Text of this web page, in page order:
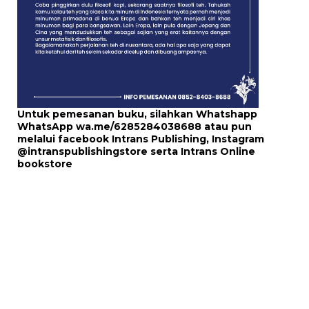
Untuk pemesanan buku, silahkan Whatshapp
WhatsApp wa.me/6285284038688 atau pun
melalui facebook Intrans Publishing, Instagram
@intranspublishingstore serta Intrans Online
bookstore